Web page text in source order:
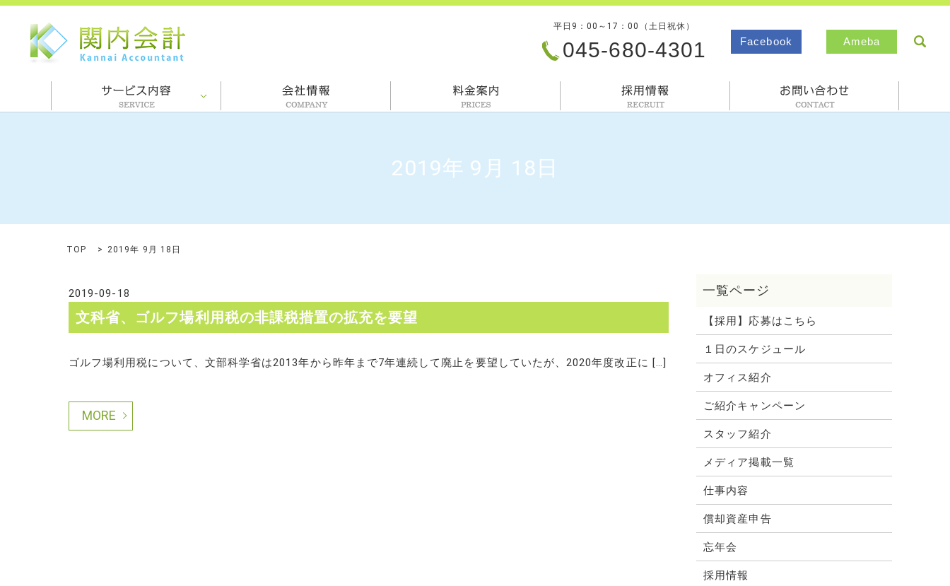
平日9：00～17：00（土日祝休）
045-680-4301 Facebook Ameba
2019年 9月 18日
TOP 2019年 9月 18日
2019-09-18
文科省、ゴルフ場利用税の非課税措置の拡充を要望
ゴルフ場利用税について、文部科学省は2013年から昨年まで7年連続して廃止を要望していたが、2020年度改正に […]
MORE
【採用】応募はこちら
１日のスケジュール
オフィス紹介
ご紹介キャンペーン
スタッフ紹介
メディア掲載一覧
仕事内容
償却資産申告
忘年会
採用情報